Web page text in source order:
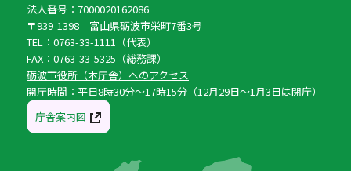
法人番号：7000020162086
〒939-1398 富山県砺波市栄町7番3号
TEL：0763-33-1111（代表）
FAX：0763-33-5325（総務課）
砺波市役所（本庁舎）へのアクセス
開庁時間：平日8時30分〜17時15分（12月29日〜1月3日は閉庁）
庁舎案内図